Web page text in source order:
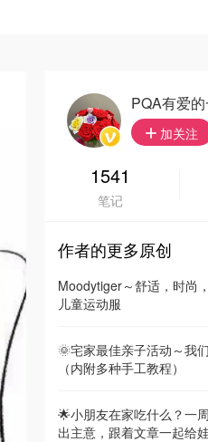
PQA有爱
加关注
1541
笔记
作者的更多原创
Moodytiger～舒适，时尚
儿童运动服
🌞宅家最佳亲子活动～我
（内附多种手工教程）
🌟小朋友在家吃什么？一
出主意，跟着文章一起给